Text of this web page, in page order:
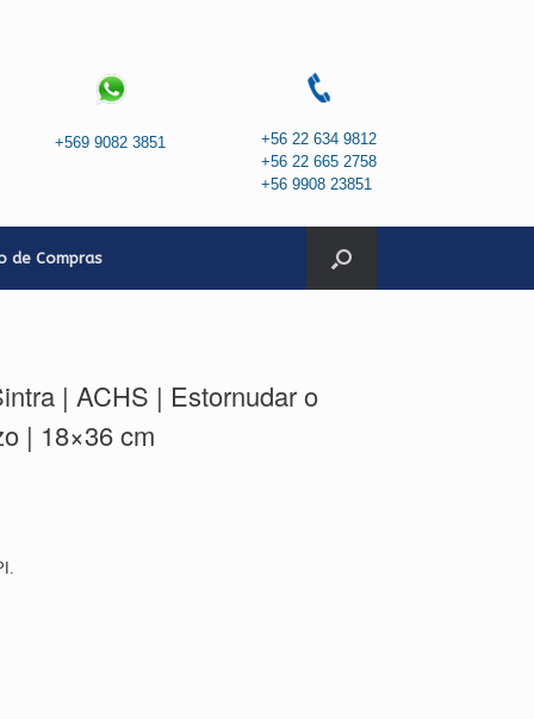
+569 9082 3851
+56 22 634 9812
+56 22 665 2758
+56 9908 23851
de Compras
| ACHS | Estornudar o
| 18×36 cm